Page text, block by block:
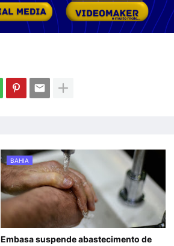
BAHIA
Embasa suspende abastecimento de